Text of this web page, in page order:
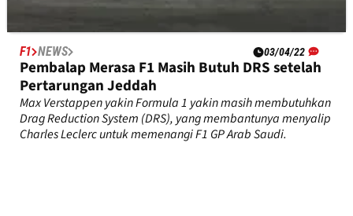
F1 NEWS 03/04/22
Pembalap Merasa F1 Masih Butuh DRS setelah
Pertarungan Jeddah
Max Verstappen yakin Formula 1 yakin masih membutuhkan
Drag Reduction System (DRS), yang membantunya menyalip
Charles Leclerc untuk memenangi F1 GP Arab Saudi.